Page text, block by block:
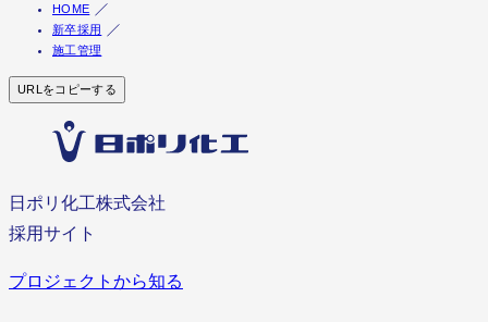
HOME
新卒採用
施工管理
URLをコピーする
日ポリ化工株式会社
採用サイト
プロジェクトから知る